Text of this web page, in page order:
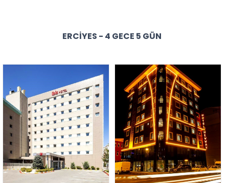
ERCIYES - 4 GECE 5 GÜN